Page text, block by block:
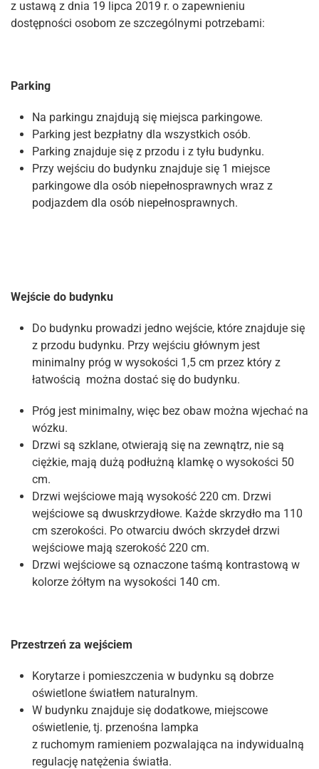
z ustawą z dnia 19 lipca 2019 r. o zapewnieniu
dostępności osobom ze szczególnymi potrzebami:
Parking
Na parkingu znajdują się miejsca parkingowe.
Parking jest bezpłatny dla wszystkich osób.
Parking znajduje się z przodu i z tyłu budynku.
Przy wejściu do budynku znajduje się 1 miejsce
parkingowe dla osób niepełnosprawnych wraz z
podjazdem dla osób niepełnosprawnych.
Wejście do budynku
Do budynku prowadzi jedno wejście, które znajduje się
z przodu budynku. Przy wejściu głównym jest
minimalny próg w wysokości 1,5 cm przez który z
łatwością można dostać się do budynku.
Próg jest minimalny, więc bez obaw można wjechać na
wózku.
Drzwi są szklane, otwierają się na zewnątrz, nie są
ciężkie, mają dużą podłużną klamkę o wysokości 50
cm.
Drzwi wejściowe mają wysokość 220 cm. Drzwi
wejściowe są dwuskrzydłowe. Każde skrzydło ma 110
cm szerokości. Po otwarciu dwóch skrzydeł drzwi
wejściowe mają szerokość 220 cm.
Drzwi wejściowe są oznaczone taśmą kontrastową w
kolorze żółtym na wysokości 140 cm.
Przestrzeń za wejściem
Korytarze i pomieszczenia w budynku są dobrze
oświetlone światłem naturalnym.
W budynku znajduje się dodatkowe, miejscowe
oświetlenie, tj. przenośna lampka
z ruchomym ramieniem pozwalająca na indywidualną
regulację natężenia światła.